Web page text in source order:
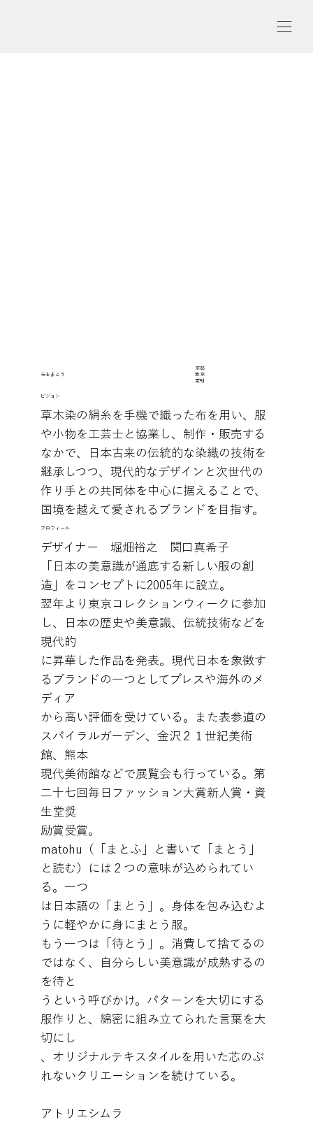
光をまとう
京都
東京
愛知
ビジョン
草木染の絹糸を手機で織った布を用い、服
や小物を工芸士と協業し、制作・販売する
なかで、日本古来の伝統的な染織の技術を
継承しつつ、現代的なデザインと次世代の
作り手との共同体を中心に据えることで、
国境を越えて愛されるブランドを目指す。
プロフィール
デザイナー 堀畑裕之 関口真希子
「日本の美意識が通底する新しい服の創
造」をコンセプトに2005年に設立。
翌年より東京コレクションウィークに参加
し、日本の歴史や美意識、伝統技術などを
現代的
に昇華した作品を発表。現代日本を象徴す
るブランドの一つとしてプレスや海外のメ
ディア
から高い評価を受けている。また表参道の
スパイラルガーデン、金沢２１世紀美術
館、熊本
現代美術館などで展覧会も行っている。第
二十七回毎日ファッション大賞新人賞・資
生堂奨
励賞受賞。
matohu（「まとふ」と書いて「まとう」
と読む）には２つの意味が込められてい
る。一つ
は日本語の「まとう」。身体を包み込むよ
うに軽やかに身にまとう服。
もう一つは「待とう」。消費して捨てるの
ではなく、自分らしい美意識が成熟するの
を待と
うという呼びかけ。パターンを大切にする
服作りと、綿密に組み立てられた言葉を大
切にし
、オリジナルテキスタイルを用いた芯のぶ
れないクリエーションを続けている。
アトリエシムラ